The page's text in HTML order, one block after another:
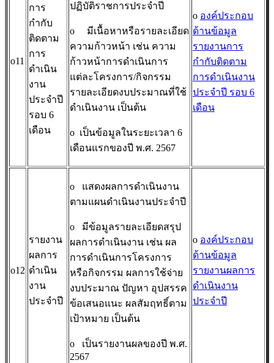
o11
การ
กำกับ
ติดตาม
การ
ดำเนิน
งาน
ประจำปี
รอบ 6
เดือน
ปฏิบัติราชการประจำปี
o มีเนื้อหาหรือรายละเอียด
ความก้าวหน้า เช่น ความ
ก้าวหน้าการดำเนินการ
แต่ละโครงการ/กิจกรรม
รายละเอียดงบประมาณที่ใช้
ดำเนินงาน เป็นต้น
o เป็นข้อมูลในระยะเวลา 6
เดือนแรกของปี พ.ศ. 2567
o องค์ประกอบ
ด้านข้อมูล
รายงานการ
กำกับติดตาม
การดำเนินงาน
ประจำปี รอบ 6
เดือน
o12
รายงาน
ผลการ
ดำเนิน
งาน
ประจำปี
o แสดงผลการดำเนินงาน
ตามแผนดำเนินงานประจำปี
o มีข้อมูลรายละเอียดสรุป
ผลการดำเนินงาน เช่น ผล
การดำเนินการโครงการ
หรือกิจกรรม ผลการใช้จ่าย
งบประมาณ ปัญหา อุปสรรค
ข้อเสนอแนะ ผลสัมฤทธิ์ตาม
เป้าหมาย เป็นต้น
o เป็นรายงานผลของปี พ.ศ.
2567
o องค์ประกอบ
ด้านข้อมูล
รายงานผลการ
ดำเนินงาน
ประจำปี